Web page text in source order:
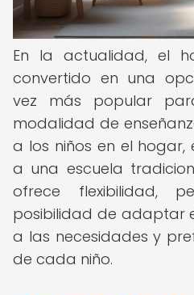
En la actualidad, el
convertido en una
vez más popular
modalidad de
a los niños en el hogar,
a una escuela
ofrece flexibilidad,
posibilidad de adaptar
a las necesidades y
de cada niño.